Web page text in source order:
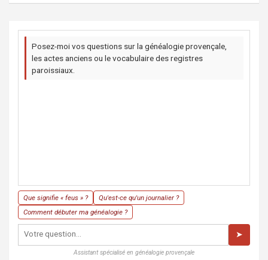
Posez-moi vos questions sur la généalogie provençale,
les actes anciens ou le vocabulaire des registres
paroissiaux.
Que signifie « feus » ?
Qu'est-ce qu'un journalier ?
Comment débuter ma généalogie ?
➤
Assistant spécialisé en généalogie provençale